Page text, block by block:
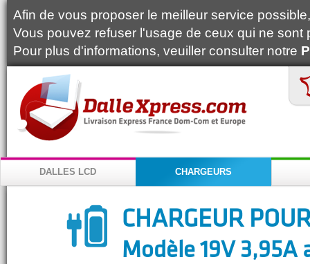
Afin de vous proposer le meilleur service
Vous pouvez refuser l'usage de ceux qui ne
Pour plus d'informations, veuiller consulter notre
DALLES LCD CHARGEURS
CHARGEUR
Modèle 19V 3,95A